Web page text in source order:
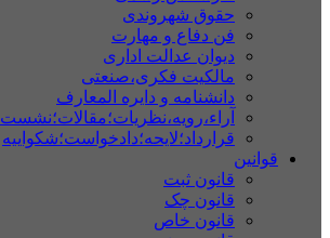
حقوق شهروندی
فن دفاع و مهارت
دیوان عدالت اداری
مالکیت فکری،صنعتی
دانشنامه و دایره المعارف
آراء،رویه،نظریات؛مقالات؛نشست
قرارداد؛لایحه؛دادخواست؛شکواییه
قوانین
قانون ثبت
قانون چک
قانون خاص